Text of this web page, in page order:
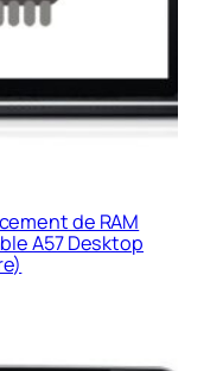
de RAM
A57 Desktop